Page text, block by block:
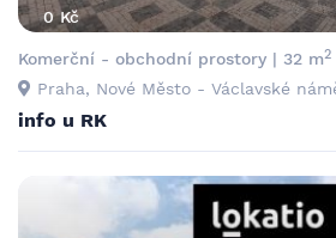
0 Kč
Komerční - obchodní prostory | 32 m2
Praha, Nové Město - Václavské
info u RK